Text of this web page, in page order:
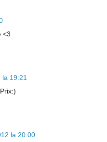
<3
19:21
la 20:00